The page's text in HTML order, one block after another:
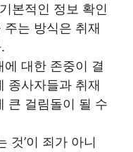
본적인 정보 확인
는 방식은 취재
대한 존중이 결
종사자들과 취재
큰 걸림돌이 될 수
것’이 죄가 아니